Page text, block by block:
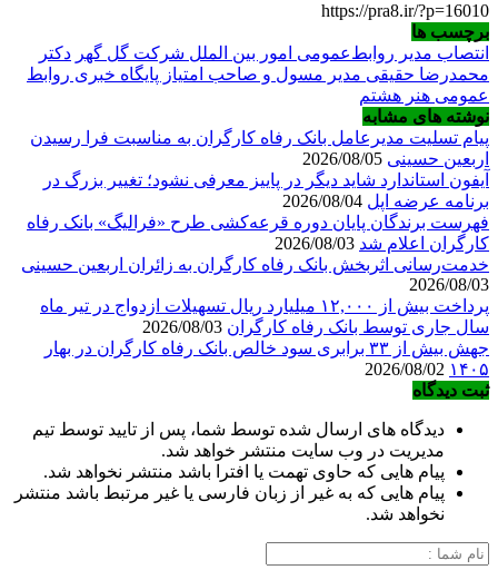
https://pra8.ir/?p=16010
برچسب ها
انتصاب مدیر روابط‌عمومی‌ امور بین الملل شرکت گل گهر دکتر
محمدرضا حقیقی مدیر مسول و صاحب امتیاز پایگاه خبری روابط
عمومی هنر هشتم
نوشته های مشابه
پیام تسلیت مدیرعامل بانک رفاه کارگران به مناسبت فرا رسیدن
اربعین حسینی
آیفون استاندارد شاید دیگر در پاییز معرفی نشود؛ تغییر بزرگ در
برنامه عرضه اپل
فهرست برندگان پایان دوره قرعه‌کشی طرح «فرالیگ» بانک رفاه
کارگران اعلام شد
خدمت‌رسانی اثربخش بانک رفاه کارگران به زائران اربعین حسینی
2026/08/03
پرداخت بیش از ۱۲,۰۰۰ میلیارد ریال تسهیلات ازدواج در تیر ماه
سال جاری توسط بانک رفاه کارگران
جهش بیش از ۳۳ برابری سود خالص بانک رفاه کارگران در بهار
۱۴۰۵
ثبت دیدگاه
دیدگاه های ارسال شده توسط شما، پس از تایید توسط تیم
مدیریت در وب سایت منتشر خواهد شد.
پیام هایی که حاوی تهمت یا افترا باشد منتشر نخواهد شد.
پیام هایی که به غیر از زبان فارسی یا غیر مرتبط باشد منتشر
نخواهد شد.